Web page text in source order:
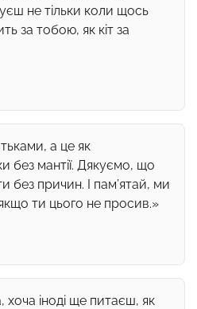
не тільки коли щось
за тобою, як кіт за
а це як
без мантії. Дякуємо, що
без причин. І пам’ятай, ми
ти цього не просив.»
іноді ще питаєш, як